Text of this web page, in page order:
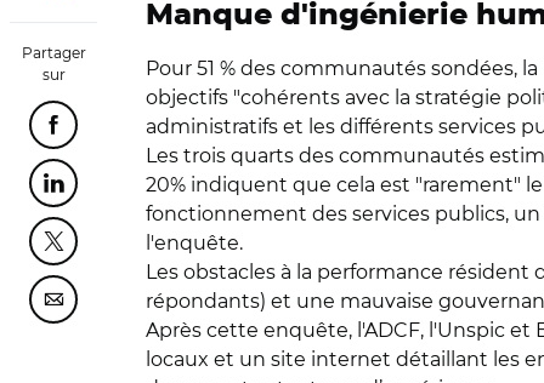
Partager
sur
Partager cette page sur Facebook
Partager cette page sur Linkedin
Partager cette page sur Twitter
Partager cette page sur Courriel
Manque d'ingénierie
Pour 51 % des communautés sondées,
objectifs "cohérents avec la stratégie
administratifs et les différents services
Les trois quarts des communautés
20% indiquent que cela est "rarement"
fonctionnement des services publics,
l'enquête.
Les obstacles à la performance résident
répondants) et une mauvaise
Après cette enquête, l'ADCF, l'Unspic et
locaux et un site internet détaillant les